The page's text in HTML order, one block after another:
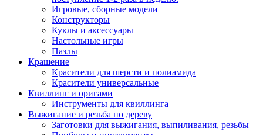
Игровые, сборные модели
Конструкторы
Куклы и аксессуары
Настольные игры
Пазлы
Крашение
Красители для шерсти и полиамида
Красители универсальные
Квиллинг и оригами
Инструменты для квиллинга
Выжигание и резьба по дереву
Заготовки для выжигания, выпиливания, резьбы